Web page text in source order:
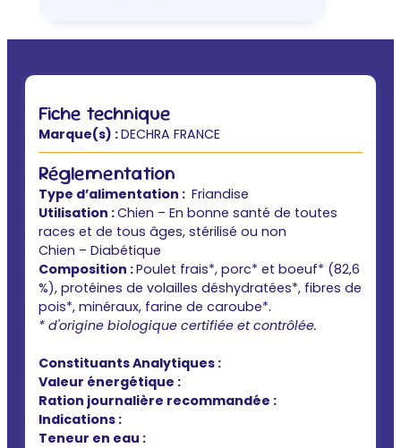
Fiche technique
Marque(s) :DECHRA FRANCE
Réglementation
Type d’alimentation : Friandise
Utilisation :Chien – En bonne santé de toutes
races et de tous âges, stérilisé ou non
Chien – Diabétique
Composition :Poulet frais*, porc* et boeuf* (82,6
%), protéines de volailles déshydratées*, fibres de
pois*, minéraux, farine de caroube*.
* d'origine biologique certifiée et contrôlée.
Constituants Analytiques :
Valeur énergétique :
Ration journalière recommandée :
Indications :
Teneur en eau :